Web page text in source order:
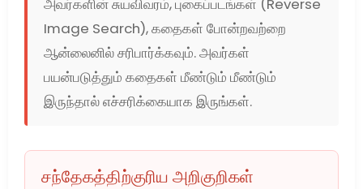
அவர்களின் சுயவிவரம், புகைப்படங்கள் (Reverse
Image Search), கதைகள் போன்றவற்றை
ஆன்லைனில் சரிபார்க்கவும். அவர்கள்
பயன்படுத்தும் கதைகள் மீண்டும் மீண்டும்
இருந்தால் எச்சரிக்கையாக இருங்கள்.
சந்தேகத்திற்குரிய அறிகுறிகள்